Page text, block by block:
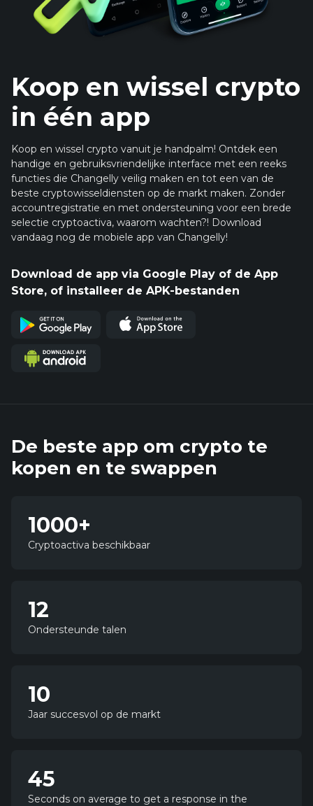
Koop en wissel crypto
in één app
Koop en wissel crypto vanuit je handpalm! Ontdek een
handige en gebruiksvriendelijke interface met een reeks
functies die Changelly veilig maken en tot een van de
beste cryptowisseldiensten op de markt maken. Zonder
accountregistratie en met ondersteuning voor een brede
selectie cryptoactiva, waarom wachten?! Download
vandaag nog de mobiele app van Changelly!
Download de app via Google Play of de App
Store, of installeer de APK-bestanden
De beste app om crypto te
kopen en te swappen
1
0
0
1000+
Cryptoactiva beschikbaar
1
2
12
Ondersteunde talen
1
0
10
Jaar succesvol op de markt
4
45
Seconds on average to get a response in the